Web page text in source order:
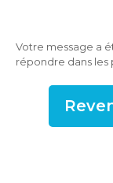
Votre message a
répondre dans les